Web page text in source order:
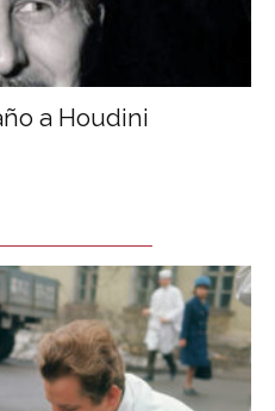
a Houdini